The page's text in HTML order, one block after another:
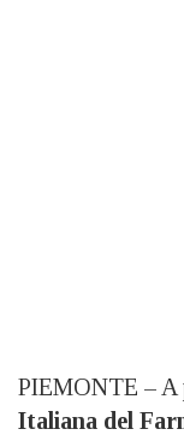
PIEMONTE – A
Italiana del